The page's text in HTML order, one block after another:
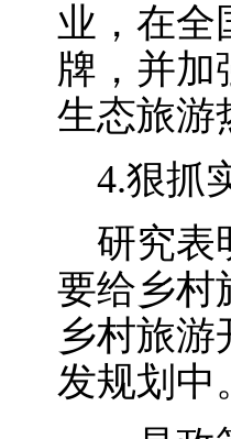
业，在全
牌，并加
生态旅游
4.狠抓
研究表
要给乡村
乡村旅
发规划中